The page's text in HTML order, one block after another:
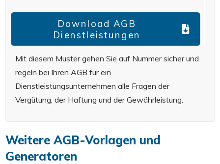
Download AGB
Dienstleistungen
Mit diesem Muster gehen Sie auf Nummer sicher und
regeln bei Ihren AGB für ein
Dienstleistungsunternehmen alle Fragen der
Vergütung, der Haftung und der Gewährleistung.
Weitere AGB-Vorlagen und
Generatoren